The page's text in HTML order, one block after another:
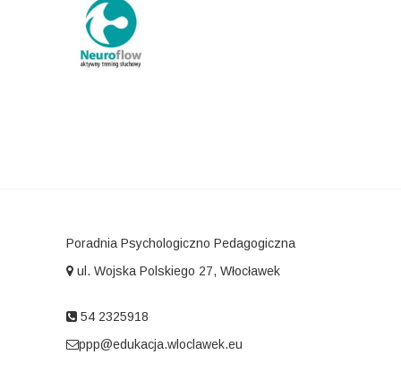
Poradnia Psychologiczno Pedagogiczna
ul. Wojska Polskiego 27, Włocławek
54 2325918
ppp@edukacja.wloclawek.eu